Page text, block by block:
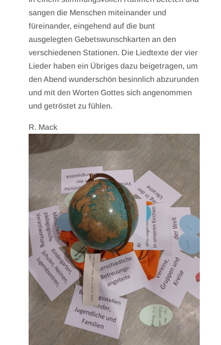
sangen die Menschen miteinander und
füreinander, eingehend auf die bunt
ausgelegten Gebetswunschkarten an den
verschiedenen Stationen. Die Liedtexte der vier
Lieder haben ein Übriges dazu beigetragen, um
den Abend wunderschön besinnlich abzurunden
und mit den Worten Gottes sich angenommen
und getröstet zu fühlen.
R. Mack